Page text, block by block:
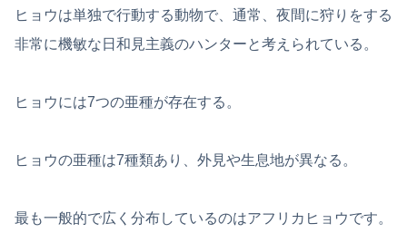
ヒョウは単独で行動する動物で、通常、夜間に狩りをする
非常に機敏な日和見主義のハンターと考えられている。
ヒョウには7つの亜種が存在する。
ヒョウの亜種は7種類あり、外見や生息地が異なる。
最も一般的で広く分布しているのはアフリカヒョウです。